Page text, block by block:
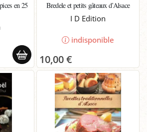
en 25
Bredele et petits gâteaux d’Alsace
I D Edition
indisponible
10,00 €